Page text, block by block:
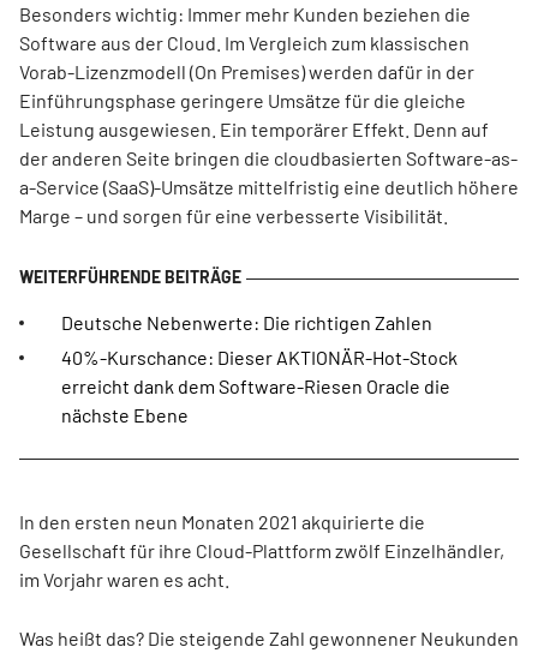
Besonders wichtig: Immer mehr Kunden beziehen die
Software aus der Cloud. Im Vergleich zum klassischen
Vorab-Lizenzmodell (On Premises) werden dafür in der
Einführungsphase geringere Umsätze für die gleiche
Leistung ausgewiesen. Ein temporärer Effekt. Denn auf
der anderen Seite bringen die cloudbasierten Software-as-
a-Service (SaaS)-Umsätze mittelfristig eine deutlich höhere
Marge – und sorgen für eine verbesserte Visibilität.
Deutsche Nebenwerte: Die richtigen Zahlen
40%-Kurschance: Dieser AKTIONÄR-Hot-Stock
erreicht dank dem Software-Riesen Oracle die
nächste Ebene
In den ersten neun Monaten 2021 akquirierte die
Gesellschaft für ihre Cloud-Plattform zwölf Einzelhändler,
im Vorjahr waren es acht.
Was heißt das? Die steigende Zahl gewonnener Neukunden